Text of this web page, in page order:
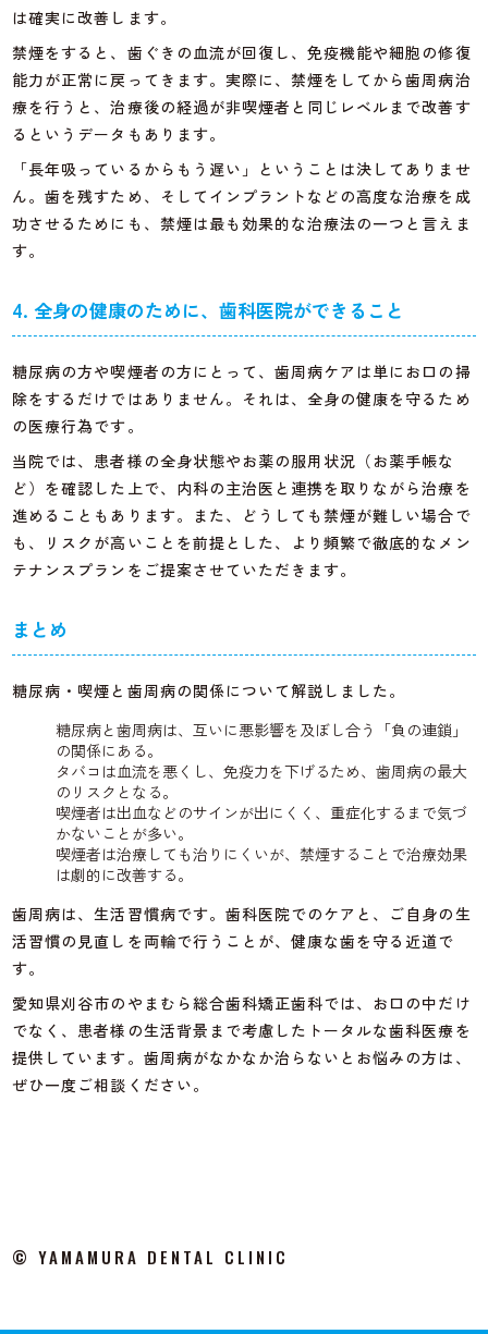
は確実に改善します。
禁煙をすると、歯ぐきの血流が回復し、免疫機能や細胞の修復
能力が正常に戻ってきます。実際に、禁煙をしてから歯周病治
療を行うと、治療後の経過が非喫煙者と同じレベルまで改善す
るというデータもあります。
「長年吸っているからもう遅い」ということは決してありませ
ん。歯を残すため、そしてインプラントなどの高度な治療を成
功させるためにも、禁煙は最も効果的な治療法の一つと言えま
す。
4. 全身の健康のために、歯科医院ができること
糖尿病の方や喫煙者の方にとって、歯周病ケアは単にお口の掃
除をするだけではありません。それは、全身の健康を守るため
の医療行為です。
当院では、患者様の全身状態やお薬の服用状況（お薬手帳な
ど）を確認した上で、内科の主治医と連携を取りながら治療を
進めることもあります。また、どうしても禁煙が難しい場合で
も、リスクが高いことを前提とした、より頻繁で徹底的なメン
テナンスプランをご提案させていただきます。
まとめ
糖尿病・喫煙と歯周病の関係について解説しました。
糖尿病と歯周病は、互いに悪影響を及ぼし合う「負の連鎖」
の関係にある。
タバコは血流を悪くし、免疫力を下げるため、歯周病の最大
のリスクとなる。
喫煙者は出血などのサインが出にくく、重症化するまで気づ
かないことが多い。
喫煙者は治療しても治りにくいが、禁煙することで治療効果
は劇的に改善する。
歯周病は、生活習慣病です。歯科医院でのケアと、ご自身の生
活習慣の見直しを両輪で行うことが、健康な歯を守る近道で
す。
愛知県刈谷市のやまむら総合歯科矯正歯科では、お口の中だけ
でなく、患者様の生活背景まで考慮したトータルな歯科医療を
提供しています。歯周病がなかなか治らないとお悩みの方は、
ぜひ一度ご相談ください。
© YAMAMURA DENTAL CLINIC